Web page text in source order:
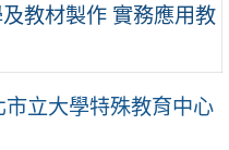
教材製作 實務應用教
市立大學特殊教育中心